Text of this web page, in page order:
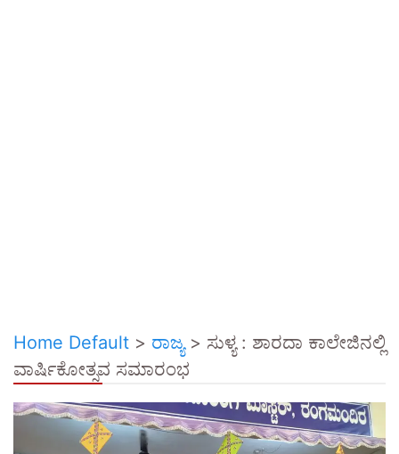
Home Default > ರಾಜ್ಯ> ಸುಳ್ಯ : ಶಾರದಾ ಕಾಲೇಜಿನಲ್ಲಿ
ವಾರ್ಷಿಕೋತ್ಸವ ಸಮಾರಂಭ